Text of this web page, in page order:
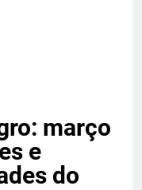
março
e
do